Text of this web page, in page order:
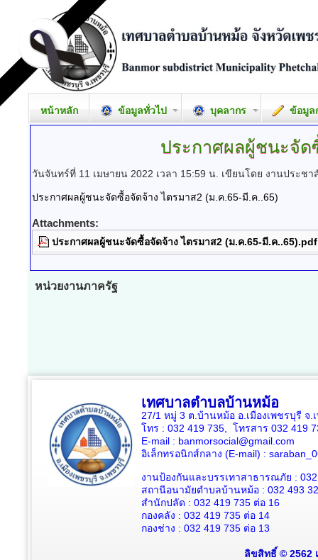
หน้าหลัก ข้อมูลทั่วไป บุคลากร ข้อมูล
ประกาศผลผู้ชนะจัด
วันจันทร์ที่ 11 เมษายน 2022 เวลา 15:59 น. เขียนโดย งานประช
ประกาศผลผู้ชนะจัดซื้อจัดจ้าง ไตรมาส2 (ม.ค.65-มี.ค..65)
Attachments:
ประกาศผลผู้ชนะจัดซื้อจัดจ้าง ไตรมาส2 (ม.ค.65-มี.ค..65).pdf
หน่วยงานภาครัฐ
เทศบาลตำบลบ้านหม้อ
27/1 หมู่ 3 ต.บ้านหม้อ อ.เมืองเพชรบุรี จ.
โทร : 032 419 735, โทรสาร 032 419
E-mail : banmorsocial@gmail.com
อิเล็กทรอนิกส์กลาง (E-mail) :
งานป้องกันและบรรเทาสาธารณภัย :
สถานีอนามัยตำบลบ้านหม้อ : 032 493
สำนักปลัด : 032 419 735 ต่อ 16
กองคลัง : 032 419 735 ต่อ 14
กองช่าง : 032 419 735 ต่อ 13
ลิขสิทธิ์ © 2562